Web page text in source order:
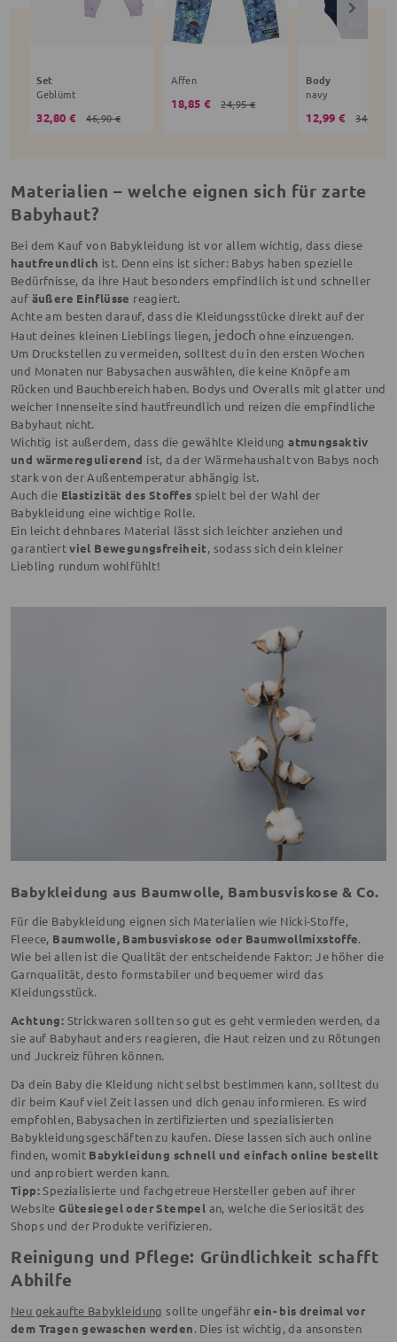
Set
Geblümt
32,80 € 46,90 €
Affen
18,85 € 24,95 €
Body
navy
12,99 € 34,90 €
Materialien – welche eignen sich für zarte
Babyhaut?
Bei dem Kauf von Babykleidung ist vor allem wichtig, dass diese
hautfreundlich ist. Denn eins ist sicher: Babys haben spezielle
Bedürfnisse, da ihre Haut besonders empfindlich ist und schneller
auf äußere Einflüsse reagiert.
Achte am besten darauf, dass die Kleidungsstücke direkt auf der
Haut deines kleinen Lieblings liegen, jedoch ohne einzuengen.
Um Druckstellen zu vermeiden, solltest du in den ersten Wochen
und Monaten nur Babysachen auswählen, die keine Knöpfe am
Rücken und Bauchbereich haben. Bodys und Overalls mit glatter und
weicher Innenseite sind hautfreundlich und reizen die empfindliche
Babyhaut nicht.
Wichtig ist außerdem, dass die gewählte Kleidungatmungsaktiv
und wärmeregulierend ist, da der Wärmehaushalt von Babys noch
stark von der Außentemperatur abhängig ist.
Auch die Elastizität des Stoffes spielt bei der Wahl der
Babykleidung eine wichtige Rolle.
Ein leicht dehnbares Material lässt sich leichter anziehen und
garantiertviel Bewegungsfreiheit, sodass sich dein kleiner
Liebling rundum wohlfühlt!
Babykleidung aus Baumwolle, Bambusviskose & Co.
Für die Babykleidung eignen sich Materialien wie Nicki-Stoffe,
Fleece, Baumwolle, Bambusviskose oder Baumwollmixstoffe.
Wie bei allen ist die Qualität der entscheidende Faktor: Je höher die
Garnqualität, desto formstabiler und bequemer wird das
Kleidungsstück.
Achtung: Strickwaren sollten so gut es geht vermieden werden, da
sie auf Babyhaut anders reagieren, die Haut reizen und zu Rötungen
und Juckreiz führen können.
Da dein Baby die Kleidung nicht selbst bestimmen kann, solltest du
dir beim Kauf viel Zeit lassen und dich genau informieren. Es wird
empfohlen, Babysachen in zertifizierten und spezialisierten
Babykleidungsgeschäften zu kaufen. Diese lassen sich auch online
finden, womit Babykleidung schnell und einfach online bestellt
und anprobiert werden kann.
Tipp:Spezialisierte und fachgetreue Hersteller geben auf ihrer
WebsiteGütesiegel oder Stempel an, welche die Seriosität des
Shops und der Produkte verifizieren.
Reinigung und Pflege: Gründlichkeit schafft
Abhilfe
Neu gekaufte Babykleidung sollte ungefährein- bis dreimal vor
dem Tragen gewaschen werden. Dies ist wichtig, da ansonsten